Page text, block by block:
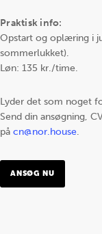
Praktisk info:
Opstart og oplæring i
sommerlukket).
Løn: 135 kr./time.
Lyder det som noget
Send din ansøgning,
påcn@nor.house.
ANSØG NU